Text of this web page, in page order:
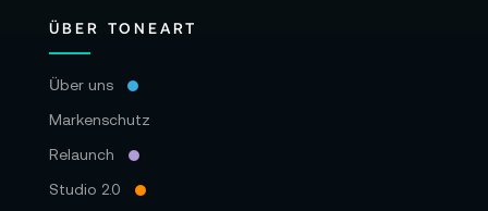
ÜBER TONEART
Über uns
Markenschutz
Relaunch
Studio 2.0